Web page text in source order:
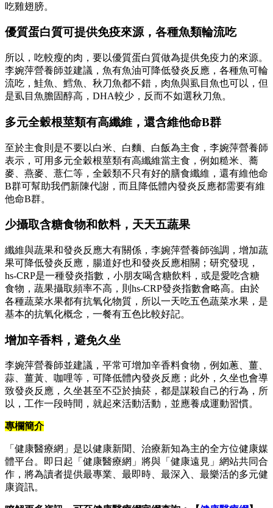
吃雞翅膀。
優質蛋白質可提供免疫來源，各種魚類輪流吃
所以，吃較瘦的肉，要以優質蛋白質做為提供免疫力的來源。
李婉萍營養師並建議，魚有魚油可降低發炎反應，各種魚可輪
流吃，鮭魚、鱈魚、秋刀魚都不錯，肉魚與虱目魚也可以，但
是虱目魚膽固醇高，DHA較少，反而不如選秋刀魚。
多元全穀根莖類有高纖維，還含維他命B群
至於主食則是不要以白米、白麵、白飯為主食，李婉萍營養師
表示，可用多元全穀根莖類有高纖維當主食，例如糙米、蕎
麥、燕麥、薏仁等，全穀類不只有好的膳食纖維，還有維他命
B群可幫助我們新陳代謝，而且降低體內發炎反應都需要有維
他命B群。
少攝取含糖食物和飲料，天天五蔬果
纖維與蔬果和發炎反應大有關係，李婉萍營養師強調，增加蔬
果可降低發炎反應，腸道好也和發炎反應相關；研究發現，
hs-CRP是一種發炎指數，小朋友喝含糖飲料，或是愛吃含糖
食物，蔬果攝取頻率不高，則hs-CRP發炎指數會略高。由於
各種蔬菜水果都有抗氧化物質，所以一天吃五色蔬菜水果，是
基本的抗氧化概念，一餐有五色比較好記。
增加辛香料，避免久坐
李婉萍營養師並建議，平常可增加辛香料食物，例如蔥、薑、
蒜、薑黃、咖哩等，可降低體內發炎反應；此外，久坐也會導
致發炎反應，久坐甚至不亞於抽菸，都是謀殺自己的行為，所
以，工作一段時間，就起來活動活動，並應養成運動習慣。
專欄簡介
「健康醫療網」是以健康新聞、治療新知為主的全方位健康媒
體平台。即日起「健康醫療網」將與「健康遠見」網站共同合
作，將為讀者提供最專業、最即時、最深入、最樂活的多元健
康資訊。